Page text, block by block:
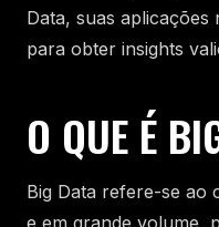
Data, suas
para obter insights
O QUE É
Big Data refere-se ao